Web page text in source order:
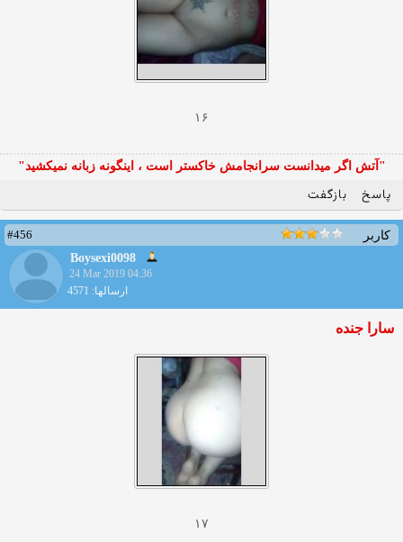
۱۶
"آتش اگر ميدانست سرانجامش خاكستر است ، اينگونه زبانه نميكشيد"
پاسخ بازگفت
کاربر
#456
Boysexi0098
24 Mar 2019 04:36
ارسالها: 4571
سارا جنده
۱۷